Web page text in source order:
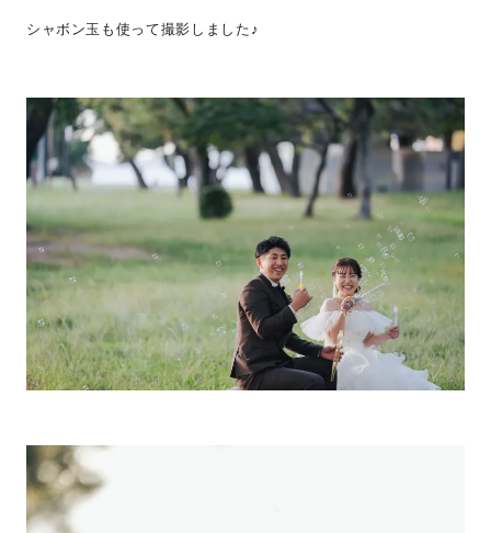
シャボン玉も使って撮影しました♪